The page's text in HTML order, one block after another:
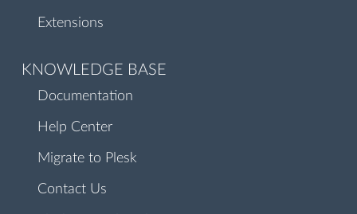
Extensions
KNOWLEDGE BASE
Documentation
Help Center
Migrate to Plesk
Contact Us